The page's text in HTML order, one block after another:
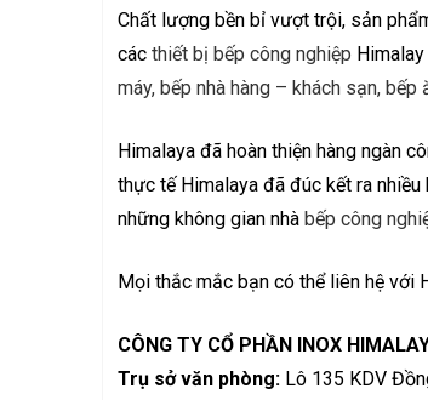
Chất lượng bền bỉ vượt trội, sản
các thiết bị bếp công nghiệp
máy, bếp nhà hàng – khách sạn, bếp
Himalaya đã hoàn thiện hàng ngàn
thực tế Himalaya đã đúc kết ra
những không gian nhà bếp công
Mọi thắc mắc bạn có thể liên hệ với
CÔNG TY CỔ PHẦN INOX
Trụ sở văn phòng: Lô 135 KDV